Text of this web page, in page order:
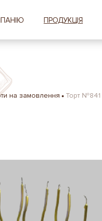
ПРОДУКЦІЯ
на замовлення Торт №841